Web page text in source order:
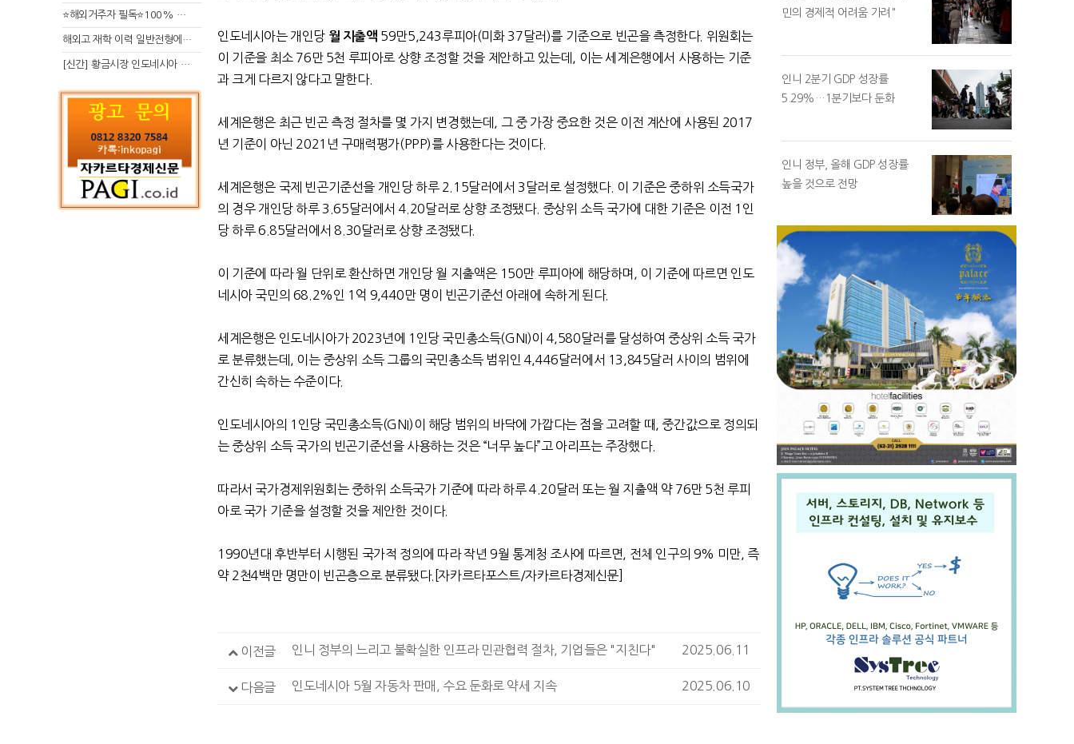
⭐해외거주자 필독⭐100% 온라인 마지막 한국어교원 2급 추가모집 (~8/2)
해외고 재학 이력 일반전형에서 분명한 입시 강점 살리는 전략
[신간] 황금시장 인도네시아 슈퍼리치의 성공 수업
인도네시아는 개인당 월 지출액 59만5,243루피아(미화37달러 )를 기준으로 빈곤을 측정한다. 위원회는
이 기준을 최소 76만 5천 루피아로 상향 조정할 것을 제안하고 있는데
이는 세계은행에서 사용하는 기준
과 크게 다르지 않다고 말한다.
세계은행은 최근 빈곤 측정 절차를 몇 가지 변경했는데 그 중 가장 중요한 것은 이전 계산에 사용된 2017
년 기준이 아닌 2021 년 구매력평가(PPP)를 사용한다는 것이다.
세계은행은 국제 빈곤기준선을 개인당 하루2.15달러에서 3달러로 설정했다. 이
기준은 중하위 소득국가
의 경우 개인당 하루3.65달러에서 4.20달러로 상향 조정됐다. 중상위 소득 국가에 대한 기준은 이전 1 인
당 하루6.85달러에서 8.30달러로 상향 조정됐다.
이 기준에 따라 월 단위로 환산하면 개인당 월 지출액은 150만 루피아에 해당하며
이 기준에 따르면 인도
네시아 국민의 68.2%인 1 억 9,440만 명이 빈곤기준선 아래에 속하게 된다.
세계은행은 인도네시아가2023년에 1 인당 국민총소득(GNI)이 4,580달러를 달성하여 중상위 소득 국가
로 분류했는데
이는 중상위 소득 그룹의 국민총소득 범위인 4,446달러에서 13,845달러 사이의 범위에
간신히 속하는 수준이다.
인도네시아의 1 인당 국민총소득(GNI)이 해당 범위의 바닥에 가깝다는 점을 고려할 때
중간값으로 정의되
는 중상위 소득 국가의 빈곤기준선을 사용하는 것은“너무 높다” 고 아리프는 주장했다.
따라서 국가경제위원회는 중하위 소득국가 기준에 따라 하루4.20달러 또는 월 지출액 약76만 5천 루피
아로 국가 기준을 설정할 것을 제안한 것이다.
1990년대 후반부터 시행된 국가적 정의에 따라 작년 9월 통계청 조사에 따르면 전체 인구의 9% 미만, 즉
약2천4백만 명만이 빈곤층으로 분류됐다.[자카르타포스트 /자카르타경제신문
이전글 인니 정부의 느리고 불확실한 인프라 민관협력 절차, 기업들은 "지친다" 2025.06.11
다음글 인도네시아 5월 자동차 판매, 수요 둔화로 약세 지속 2025.06.10
민의 경제적 어려움 가려"
인니 2분기 GDP 성장률
5.29%…1분기보다 둔화
인니 정부, 올해 GDP 성장률
높을 것으로 전망